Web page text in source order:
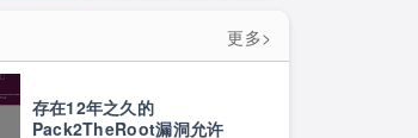
更多>
存在12年之久的
Pack2TheRoot漏洞允许